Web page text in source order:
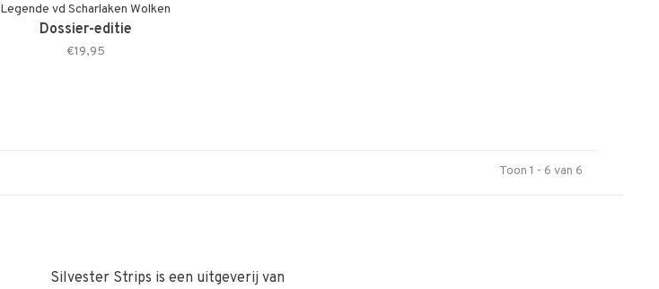
Legende vd Scharlaken Wolken
Dossier-editie
€19,95
Toon 1 - 6 van 6
Silvester Strips is een uitgeverij van